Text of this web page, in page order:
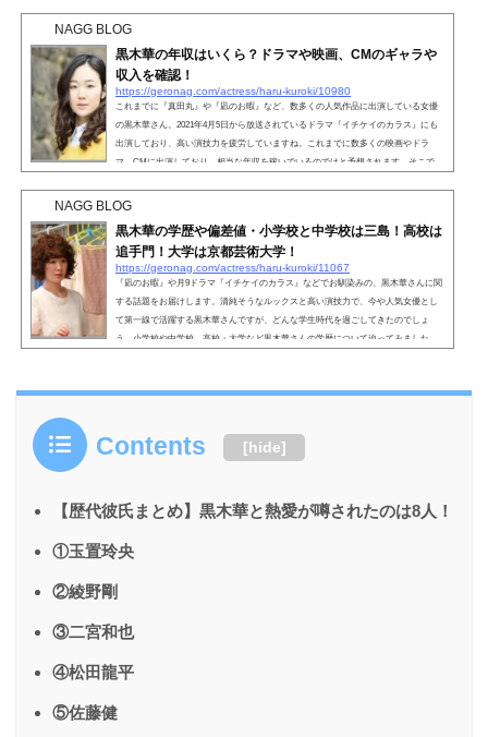
NAGG BLOG
黒木華の年収はいくら？ドラマや映画、CMのギャラや
収入を確認！
https://geronag.com/actress/haru-kuroki/10980
これまでに『真田丸』や『凪のお暇』など、数多くの人気作品に出演している女優
の黒木華さん。2021年4月5日から放送されているドラマ『イチケイのカラス』にも
出演しており、高い演技力を疲労していますね。これまでに数多くの映画やドラ
マ、CMに出演しており、相当な年収を稼いでいるのではと予想されます。そこで、
読まれています。 黒木華の年収はいくら？これまでに数多くのドラマや映画、CM
NAGG BLOG
黒木華の学歴や偏差値・小学校と中学校は三島！高校は
追手門！大学は京都芸術大学！
https://geronag.com/actress/haru-kuroki/11067
『凪のお暇』や月9ドラマ『イチケイのカラス』などでお馴染みの、黒木華さんに関
する話題をお届けします。清純そうなルックスと高い演技力で、今や人気女優とし
て第一線で活躍する黒木華さんですが、どんな学生時代を過ごしてきたのでしょ
う。小学校や中学校、高校・大学など黒木華さんの学歴について迫ってみました。
暇』が第17回コンフィデンスアワード・ドラマ賞で最優秀作...
Contents [hide]
【歴代彼氏まとめ】黒木華と熱愛が噂されたのは8人！
①玉置玲央
②綾野剛
③二宮和也
④松田龍平
⑤佐藤健